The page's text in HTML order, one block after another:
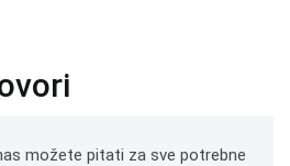
možete pitati za sve potrebne